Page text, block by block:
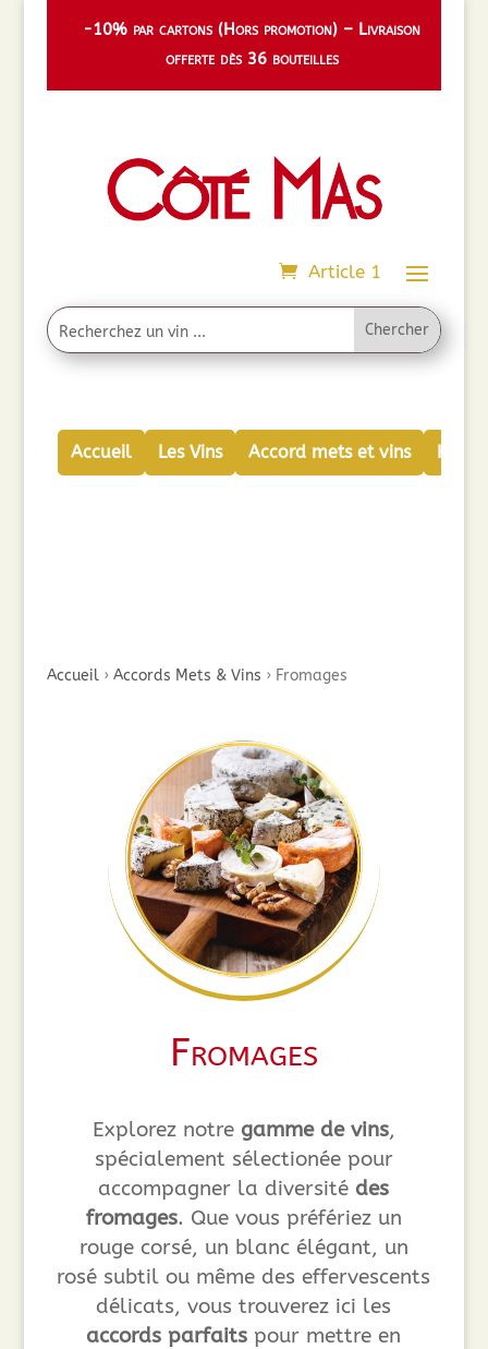
-10% par cartons (Hors promotion) – Livraison
offerte dès 36 bouteilles
Article 1
Accueil Les Vins Accord mets et vins
Accueil› Accords Mets & Vins › Fromages
Fromages
Explorez notre gamme de vins,
spécialement sélectionée pour
accompagner la diversité des
fromages. Que vous préfériez un
rouge corsé, un blanc élégant, un
rosé subtil ou même des effervescents
délicats, vous trouverez ici les
accords parfaits pour mettre en